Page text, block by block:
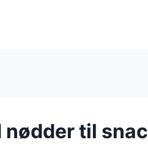
nødder til